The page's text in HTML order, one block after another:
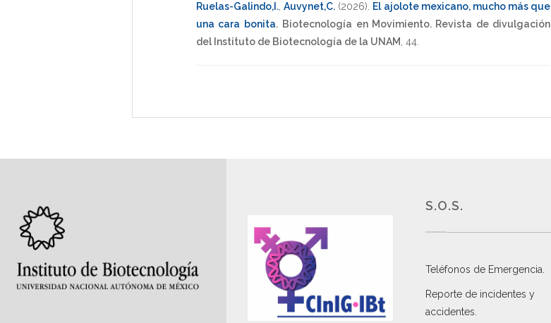
Ruelas-Galindo,I. ,Auvynet,C. (2026)
El ajolote mexicano, mucho más que
una cara bonita. Biotecnología en Movimiento. Revista de divulgación
del Instituto de Biotecnología de la UNAM 44
S.O.S.
Teléfonos de Emergencia.
Reporte de incidentes y
accidentes